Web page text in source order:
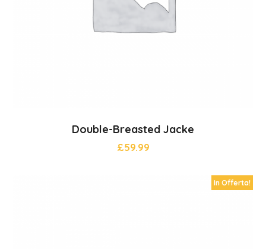
Double-Breasted Jacke
£59.99
In Offerta!